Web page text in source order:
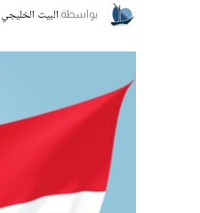
بواسطة البيت الخليجي